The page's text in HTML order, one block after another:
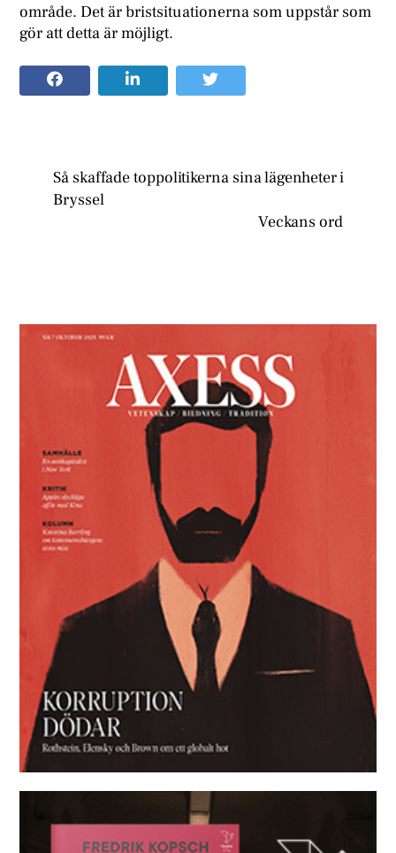
område. Det är bristsituationerna som uppstår som
gör att detta är möjligt.
Så skaffade toppolitikerna sina lägenheter i
Bryssel
Veckans ord